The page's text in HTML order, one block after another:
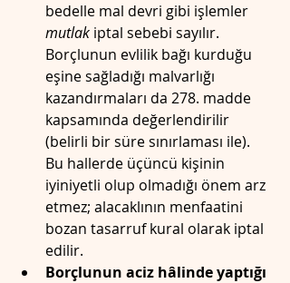
bedelle mal devri gibi işlemler
mutlak iptal sebebi sayılır.
Borçlunun evlilik bağı kurduğu
eşine sağladığı malvarlığı
kazandırmaları da 278. madde
kapsamında değerlendirilir
(belirli bir süre sınırlaması ile).
Bu hallerde üçüncü kişinin
iyiniyetli olup olmadığı önem arz
etmez; alacaklının menfaatini
bozan tasarruf kural olarak iptal
edilir.
Borçlunun aciz hâlinde yaptığı